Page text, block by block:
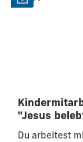
"Jesus
Du arbeitest